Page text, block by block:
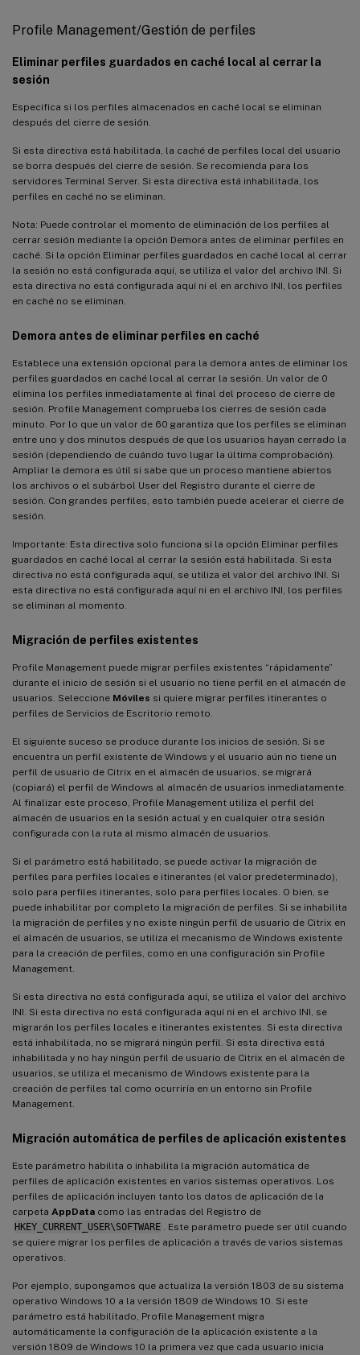
Profile Management/Gestión de perfiles
Eliminar perfiles guardados en caché local al cerrar la
sesión
Especifica si los perfiles almacenados en caché local se eliminan
después del cierre de sesión.
Si esta directiva está habilitada, la caché de perfiles local del usuario
se borra después del cierre de sesión. Se recomienda para los
servidores Terminal Server. Si esta directiva está inhabilitada, los
perfiles en caché no se eliminan.
Nota: Puede controlar el momento de eliminación de los perfiles al
cerrar sesión mediante la opción Demora antes de eliminar perfiles en
caché. Si la opción Eliminar perfiles guardados en caché local al cerrar
la sesión no está configurada aquí, se utiliza el valor del archivo INI. Si
esta directiva no está configurada aquí ni el en archivo INI, los perfiles
en caché no se eliminan.
Demora antes de eliminar perfiles en caché
Establece una extensión opcional para la demora antes de eliminar los
perfiles guardados en caché local al cerrar la sesión. Un valor de 0
elimina los perfiles inmediatamente al final del proceso de cierre de
sesión. Profile Management comprueba los cierres de sesión cada
minuto. Por lo que un valor de 60 garantiza que los perfiles se eliminan
entre uno y dos minutos después de que los usuarios hayan cerrado la
sesión (dependiendo de cuándo tuvo lugar la última comprobación).
Ampliar la demora es útil si sabe que un proceso mantiene abiertos
los archivos o el subárbol User del Registro durante el cierre de
sesión. Con grandes perfiles, esto también puede acelerar el cierre de
sesión.
Importante: Esta directiva solo funciona si la opción Eliminar perfiles
guardados en caché local al cerrar la sesión está habilitada. Si esta
directiva no está configurada aquí, se utiliza el valor del archivo INI. Si
esta directiva no está configurada aquí ni en el archivo INI, los perfiles
se eliminan al momento.
Migración de perfiles existentes
Profile Management puede migrar perfiles existentes “rápidamente”
durante el inicio de sesión si el usuario no tiene perfil en el almacén de
usuarios. Seleccione Móviles si quiere migrar perfiles itinerantes o
perfiles de Servicios de Escritorio remoto.
El siguiente suceso se produce durante los inicios de sesión. Si se
encuentra un perfil existente de Windows y el usuario aún no tiene un
perfil de usuario de Citrix en el almacén de usuarios, se migrará
(copiará) el perfil de Windows al almacén de usuarios inmediatamente.
Al finalizar este proceso, Profile Management utiliza el perfil del
almacén de usuarios en la sesión actual y en cualquier otra sesión
configurada con la ruta al mismo almacén de usuarios.
Si el parámetro está habilitado, se puede activar la migración de
perfiles para perfiles locales e itinerantes (el valor predeterminado),
solo para perfiles itinerantes, solo para perfiles locales. O bien, se
puede inhabilitar por completo la migración de perfiles. Si se inhabilita
la migración de perfiles y no existe ningún perfil de usuario de Citrix en
el almacén de usuarios, se utiliza el mecanismo de Windows existente
para la creación de perfiles, como en una configuración sin Profile
Management.
Si esta directiva no está configurada aquí, se utiliza el valor del archivo
INI. Si esta directiva no está configurada aquí ni en el archivo INI, se
migrarán los perfiles locales e itinerantes existentes. Si esta directiva
está inhabilitada, no se migrará ningún perfil. Si esta directiva está
inhabilitada y no hay ningún perfil de usuario de Citrix en el almacén de
usuarios, se utiliza el mecanismo de Windows existente para la
creación de perfiles tal como ocurriría en un entorno sin Profile
Management.
Migración automática de perfiles de aplicación existentes
Este parámetro habilita o inhabilita la migración automática de
perfiles de aplicación existentes en varios sistemas operativos. Los
perfiles de aplicación incluyen tanto los datos de aplicación de la
carpeta AppData como las entradas del Registro de
HKEY_CURRENT_USER\SOFTWARE
. Este parámetro puede ser útil cuando
se quiere migrar los perfiles de aplicación a través de varios sistemas
operativos.
Por ejemplo, supongamos que actualiza la versión 1803 de su sistema
operativo Windows 10 a la versión 1809 de Windows 10. Si este
parámetro está habilitado, Profile Management migra
automáticamente la configuración de la aplicación existente a la
versión 1809 de Windows 10 la primera vez que cada usuario inicia